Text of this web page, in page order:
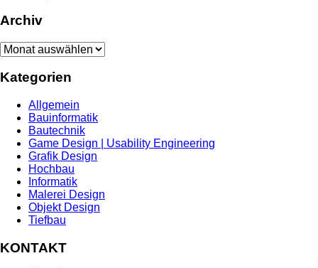
Archiv
Archiv
Kategorien
Allgemein
Bauinformatik
Bautechnik
Game Design | Usability Engineering
Grafik Design
Hochbau
Informatik
Malerei Design
Objekt Design
Tiefbau
KONTAKT